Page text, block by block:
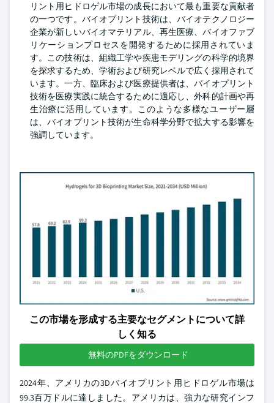
リント用ヒドロゲル市場の成長において最も重要な貢献者
の一つです。バイオプリント技術は、バイオテクノロジー
企業が新しいバイオマテリアル、再生医療、バイオファブ
リケーションプロセスを開発するために採用されていま
す。この技術は、組織工学や疾患モデリングの科学的境界
を探求するため、学術および研究レベルで広く採用されて
います。一方、臨床および医療提供者は、バイオプリント
技術を医療実践に統合するために適応し、外科的計画や再
生治療に活用しています。このような多様なユーザー層
は、バイオプリント技術が生命科学分野で拡大する影響を
強調しています。
この市場を形成する主要なセグメントについて詳
しく知る
無料のPDFをダウンロード
2024年、アメリカの3Dバイオプリント用ヒドロゲル市場は
99.3百万ドルに達しました。アメリカは、強力な研究インフ